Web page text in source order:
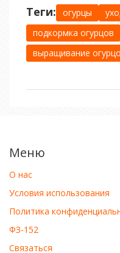
Теги: огурцы
подкормка огурцов
выращивание
Меню
О нас
Условия использования
Политика
ФЗ-152
Связаться